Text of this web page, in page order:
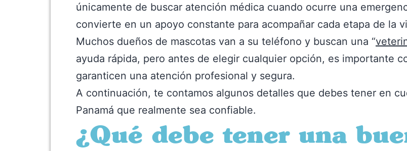
únicamente de buscar atención médica cuando ocurre una
convierte en un apoyo constante para acompañar cada etapa de la
Muchos dueños de mascotas van a su teléfono y buscan una “
ayuda rápida, pero antes de elegir cualquier opción, es importante
garanticen una atención profesional y segura.
A continuación, te contamos algunos detalles que debes tener en
Panamá que realmente sea confiable.
¿Qué debe tener una